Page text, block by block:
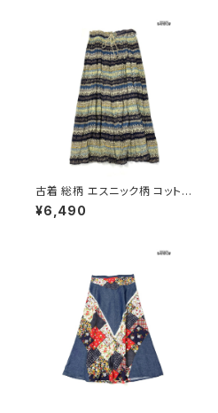
古着 総柄 エスニック柄 コットン
100％ ロング丈 スカート ダー
クグリーン (btu2604019)
¥6,490